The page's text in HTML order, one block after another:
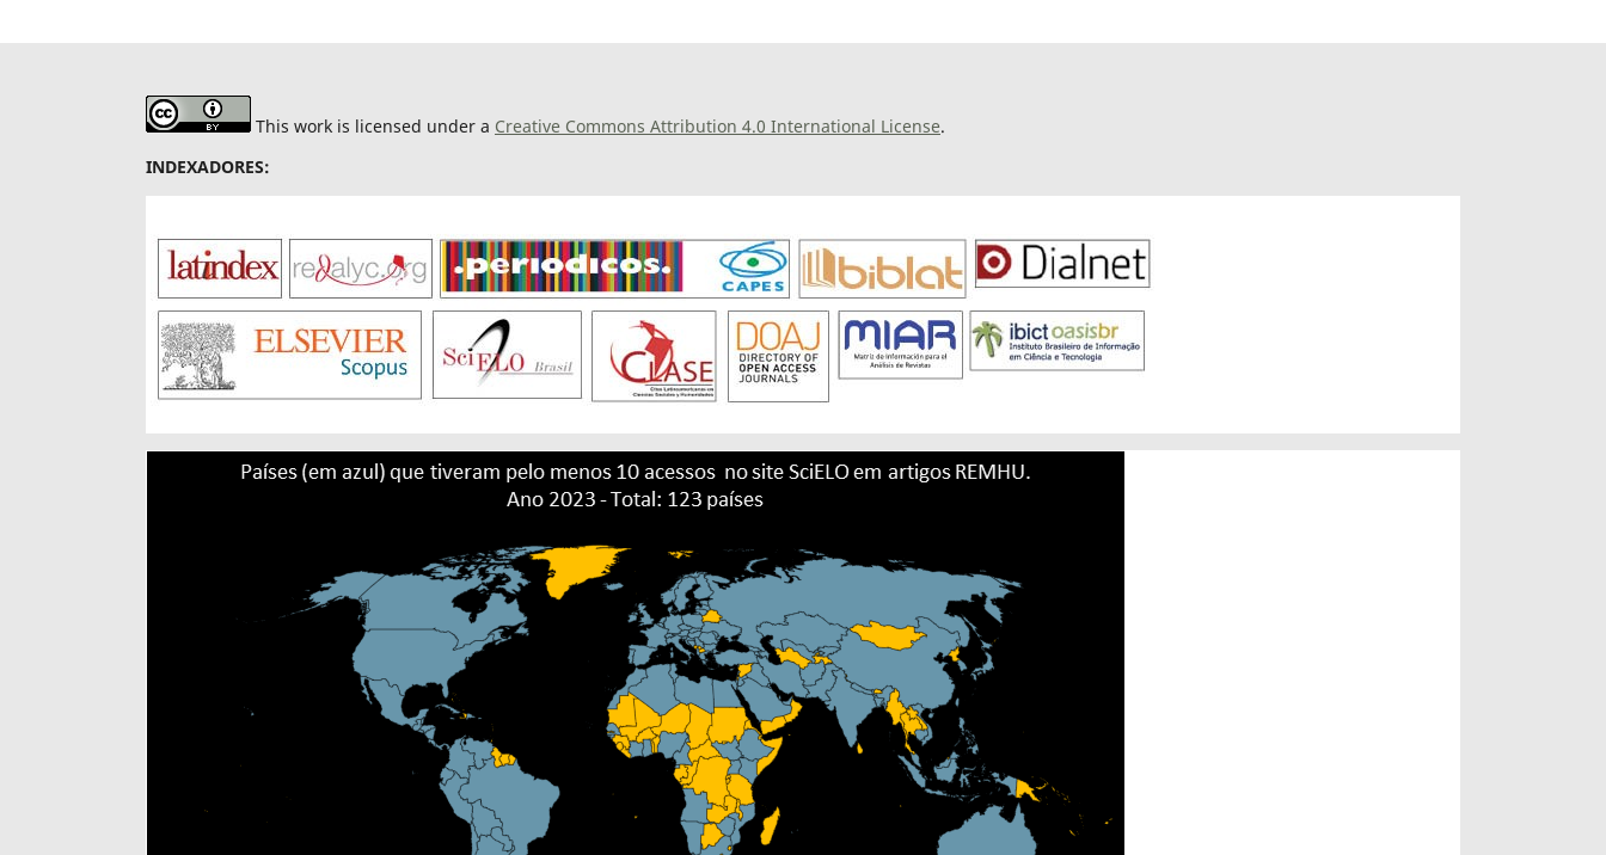
This work is licensed under a Creative Commons Attribution 4.0 International License.
INDEXADORES: